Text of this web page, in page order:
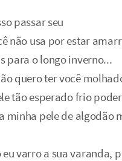
passar seu
não usa por estar
para o longo inverno...
quero ter você
tão esperado frio
minha pele de algodão
eu varro a sua varanda,